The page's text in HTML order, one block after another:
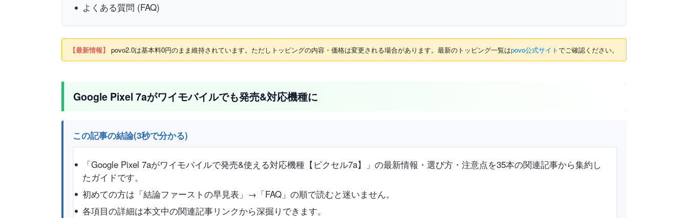
よくある質問 (FAQ)
【最新情報】 povo2.0は基本料0円のまま維持されています。ただしトッピングの内容・価格は変更される場合があります。最新のトッピング一覧はpovo公式サイトでご確認ください。
Google Pixel 7aがワイモバイルでも発売&対応機種に
この記事の結論(3秒で分かる)
「Google Pixel 7aがワイモバイルで発売&使える対応機種【ピクセル7a】」の最新情報・選び方・注意点を35本の関連記事から集約し
たガイドです。
初めての方は「結論ファーストの早見表」→「FAQ」の順で読むと迷いません。
各項目の詳細は本文中の関連記事リンクから深掘りできます。